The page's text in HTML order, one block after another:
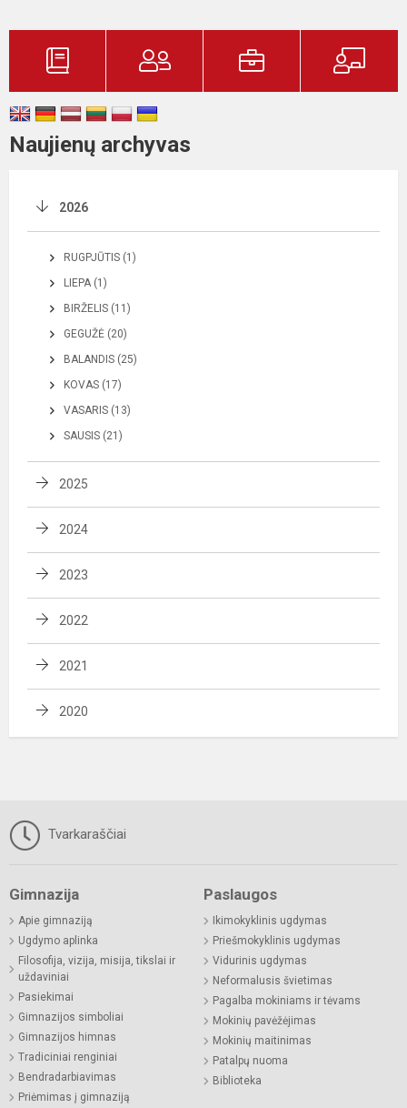
Naujienų archyvas
2026
RUGPJŪTIS (1)
LIEPA (1)
BIRŽELIS (11)
GEGUŽĖ (20)
BALANDIS (25)
KOVAS (17)
VASARIS (13)
SAUSIS (21)
2025
2024
2023
2022
2021
2020
Tvarkaraščiai
Gimnazija
Apie gimnaziją
Ugdymo aplinka
Filosofija, vizija, misija, tikslai ir
uždaviniai
Pasiekimai
Gimnazijos simboliai
Gimnazijos himnas
Tradiciniai renginiai
Bendradarbiavimas
Priėmimas į gimnaziją
Paslaugos
Ikimokyklinis ugdymas
Priešmokyklinis ugdymas
Vidurinis ugdymas
Neformalusis švietimas
Pagalba mokiniams ir tėvams
Mokinių pavėžėjimas
Mokinių maitinimas
Patalpų nuoma
Biblioteka